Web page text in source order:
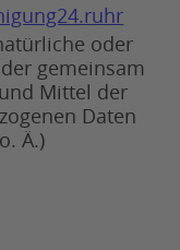
oder
gemeinsam
Mittel der
Daten
Ä.)